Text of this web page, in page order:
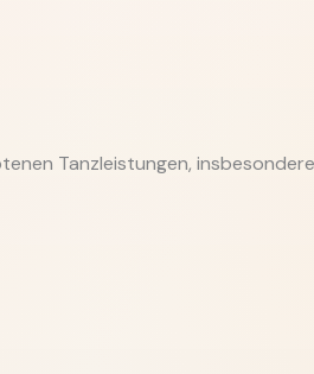
Tanzleistungen, insbesondere